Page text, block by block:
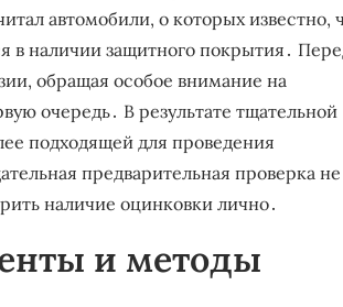
автомобили, о которых известно,
в наличии защитного покрытия․
обращая особое внимание на
очередь․ В результате тщательной
подходящей для проведения
предварительная проверка не
наличие оцинковки лично․
и методы